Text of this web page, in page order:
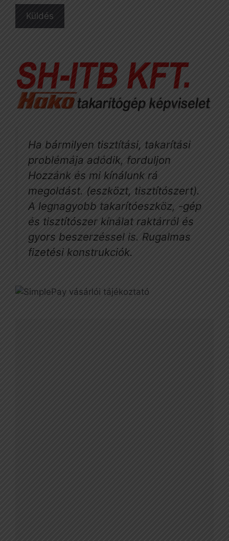
Ha bármilyen tisztítási, takarítási
problémája adódik, forduljon
Hozzánk és mi kínálunk rá
megoldást. (eszközt, tisztítószert).
A legnagyobb takarítóeszköz, -gép
és tisztítószer kínálat raktárról és
gyors beszerzéssel is. Rugalmas
fizetési konstrukciók.